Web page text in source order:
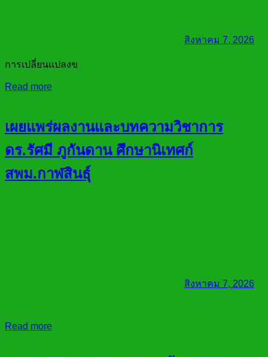
สิงหาคม 7, 2026
การเปลี่ยนแปลงข
Read more
เผยแพร่ผลงานและบทความวิชาการ
ดร.รัศมี ภูกันดาน ศึกษานิเทศก์
สพม.กาฬสินธุ์
สิงหาคม 7, 2026
Read more